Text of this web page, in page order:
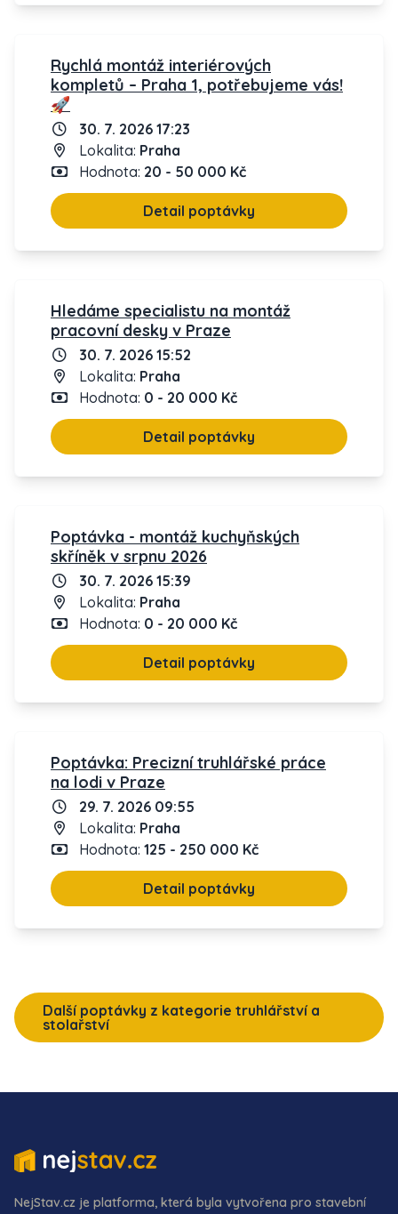
Rychlá montáž interiérových
kompletů – Praha 1, potřebujeme vás!
🚀
30. 7. 2026 17:23
Lokalita: Praha
Hodnota: 20 - 50 000 Kč
Detail poptávky
Hledáme specialistu na montáž
pracovní desky v Praze
30. 7. 2026 15:52
Lokalita: Praha
Hodnota: 0 - 20 000 Kč
Detail poptávky
Poptávka - montáž kuchyňských
skříněk v srpnu 2026
30. 7. 2026 15:39
Lokalita: Praha
Hodnota: 0 - 20 000 Kč
Detail poptávky
Poptávka: Precizní truhlářské práce
na lodi v Praze
29. 7. 2026 09:55
Lokalita: Praha
Hodnota: 125 - 250 000 Kč
Detail poptávky
Další poptávky z kategorie truhlářství a
stolařství
NejStav.cz je platforma, která byla vytvořena pro stavební